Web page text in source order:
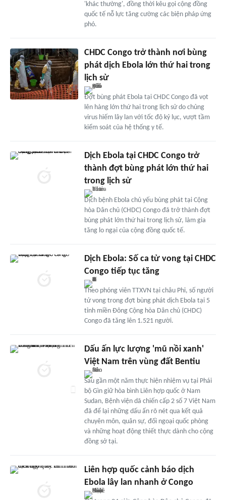
'khác thường', đồng thời kêu gọi cộng đồng
quốc tế nỗ lực tăng cường các biện pháp ứng
phó.
CHDC Congo trở thành nơi bùng
phát dịch Ebola lớn thứ hai trong
lịch sử
Đợt bùng phát Ebola tại CHDC Congo đã vọt
lên hàng lớn thứ hai trong lịch sử do chủng
virus hiếm lây lan với tốc độ kỷ lục, vượt tầm
kiểm soát của hệ thống y tế.
Dịch Ebola tại CHDC Congo trở
thành đợt bùng phát lớn thứ hai
trong lịch sử
Dịch bệnh Ebola chủ yếu bùng phát tại Cộng
hòa Dân chủ (CHDC) Congo đã trở thành đợt
bùng phát lớn thứ hai trong lịch sử, làm gia
tăng lo ngại của cộng đồng quốc tế.
Dịch Ebola: Số ca tử vong tại CHDC
Congo tiếp tục tăng
Theo phóng viên TTXVN tại châu Phi, số người
tử vong trong đợt bùng phát dịch Ebola tại 5
tỉnh miền Đông Cộng hòa Dân chủ (CHDC)
Congo đã tăng lên 1.521 người.
Dấu ấn lực lượng 'mũ nồi xanh'
Việt Nam trên vùng đất Bentiu
Sau gần một năm thực hiện nhiệm vụ tại Phái
bộ Gìn giữ hòa bình Liên hợp quốc ở Nam
Sudan, Bệnh viện dã chiến cấp 2 số 7 Việt Nam
đã để lại những dấu ấn rõ nét qua kết quả
chuyên môn, quân sự, đối ngoại quốc phòng
và những hoạt động thiết thực dành cho cộng
đồng sở tại.
Liên hợp quốc cảnh báo dịch
Ebola lây lan nhanh ở Congo